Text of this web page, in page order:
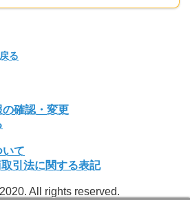
確認・変更
て
引法に関する表記
All rights reserved.